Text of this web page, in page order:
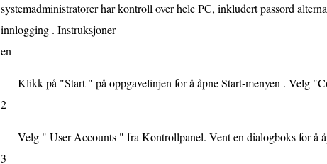
systemadministratorer har kontroll over hele PC, inkludert passord
innlogging . Instruksjoner
en
Klikk på "Start " på oppgavelinjen for å åpne Start-menyen . Velg
2
Velg " User Accounts " fra Kontrollpanel. Vent en dialogboks for å
3